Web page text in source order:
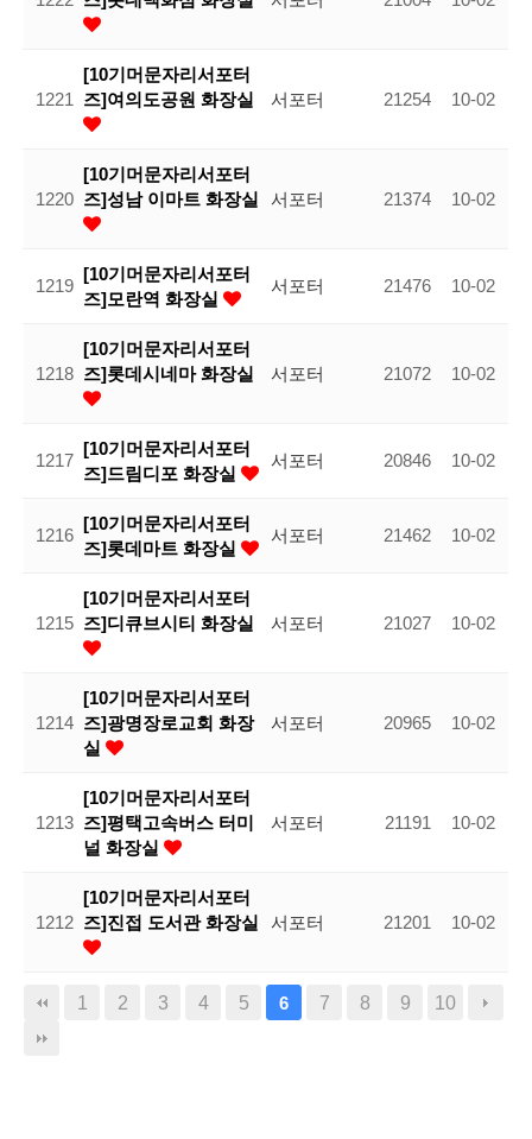
1221
[10기머문자리서포터
즈]여의도공원 화장실
서포터 21254 10-02
1220
[10기머문자리서포터
즈]성남 이마트 화장실
서포터 21374 10-02
1219
[10기머문자리서포터
즈]모란역 화장실
서포터 21476 10-02
1218
[10기머문자리서포터
즈]롯데시네마 화장실
서포터 21072 10-02
1217
[10기머문자리서포터
즈]드림디포 화장실
서포터 20846 10-02
1216
[10기머문자리서포터
즈]롯데마트 화장실
서포터 21462 10-02
1215
[10기머문자리서포터
즈]디큐브시티 화장실
서포터 21027 10-02
1214
[10기머문자리서포터
즈]광명장로교회 화장
실
서포터 20965 10-02
1213
[10기머문자리서포터
즈]평택고속버스 터미
널 화장실
서포터 21191 10-02
1212
[10기머문자리서포터
즈]진접 도서관 화장실
서포터 21201 10-02
1 2 3 4 5 6 7 8 9 10